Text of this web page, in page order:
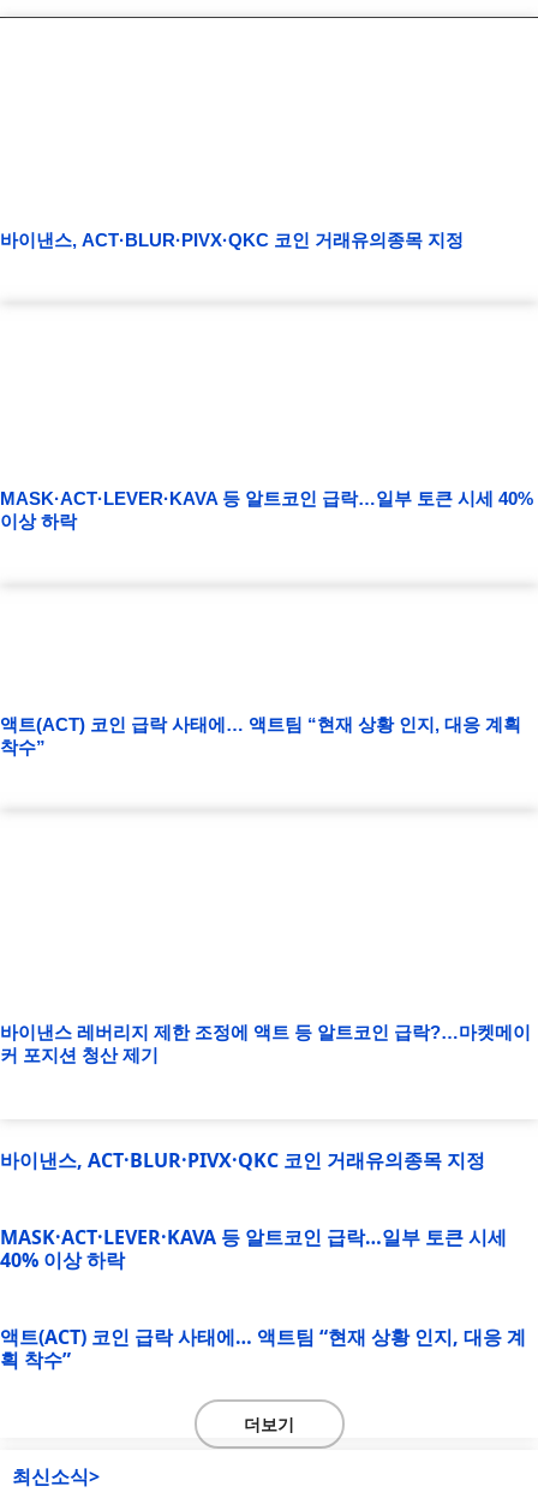
바이낸스, ACT·BLUR·PIVX·QKC 코인 거래유의종목 지정
MASK·ACT·LEVER·KAVA 등 알트코인 급락…일부 토큰 시세 40%
이상 하락
액트(ACT) 코인 급락 사태에… 액트팀 “현재 상황 인지, 대응 계획
착수”
바이낸스 레버리지 제한 조정에 액트 등 알트코인 급락?…마켓메이
커 포지션 청산 제기
바이낸스, ACT·BLUR·PIVX·QKC 코인 거래유의종목 지정
MASK·ACT·LEVER·KAVA 등 알트코인 급락…일부 토큰 시세
40% 이상 하락
액트(ACT) 코인 급락 사태에… 액트팀 “현재 상황 인지, 대응 계
획 착수”
더보기
최신소식>